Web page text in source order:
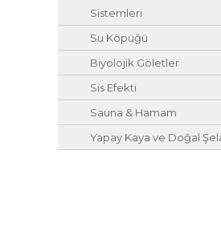
Sistemleri
Su Köpüğü
Biyolojik Göletler
Sis Efekti
Sauna & Hamam
Yapay Kaya ve Doğal